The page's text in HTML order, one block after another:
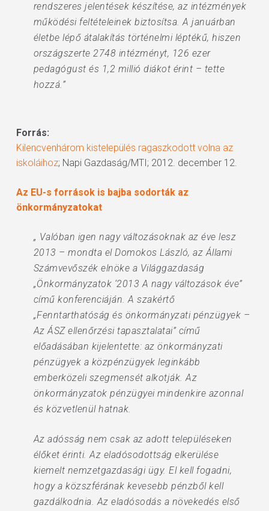
rendszeres jelentések készítése, az intézmények
működési feltételeinek biztosítsa. A januárban
életbe lépő átalakítás történelmi léptékű, hiszen
országszerte 2748 intézményt, 126 ezer
pedagógust és 1,2 millió diákot érint – tette
hozzá.”
Forrás:
Kilencvenhárom kistelepülés ragaszkodott volna az
iskoláihoz; Napi Gazdaság/MTI; 2012. december 12.
Az EU-s források is bajba sodorták az
önkormányzatokat
„ Valóban igen nagy változásoknak az éve lesz
2013 – mondta el Domokos László, az Állami
Számvevőszék elnöke a Világgazdaság
„Önkormányzatok ‘2013 A nagy változások éve”
című konferenciáján. A szakértő
„Fenntarthatóság és önkormányzati pénzügyek –
Az ÁSZ ellenőrzési tapasztalatai” című
előadásában kijelentette: az önkormányzati
pénzügyek a közpénzügyek leginkább
emberközeli szegmensét alkotják. Az
önkormányzatok pénzügyei mindenkire azonnal
és közvetlenül hatnak.
Az adósság nem csak az adott településeken
élőket érinti. Az eladósodottság elkerülése
kiemelt nemzetgazdasági ügy. El kell fogadni,
hogy a közszférának kevesebb pénzből kell
gazdálkodnia. Az eladósodás a növekedés első